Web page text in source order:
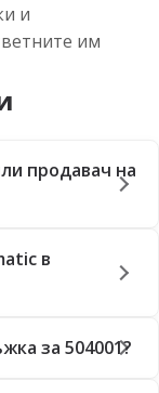
и
им
продавач на
в
за 504001?